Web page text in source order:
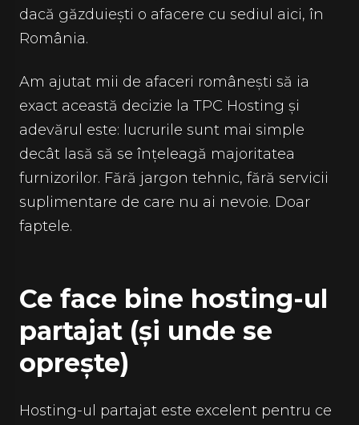
dacă găzduiești o afacere cu sediul aici, în
România.
Am ajutat mii de afaceri românești să ia
exact această decizie la TPC Hosting și
adevărul este: lucrurile sunt mai simple
decât lasă să se înțeleagă majoritatea
furnizorilor. Fără jargon tehnic, fără servicii
suplimentare de care nu ai nevoie. Doar
faptele.
Ce face bine hosting-ul
partajat (și unde se
oprește)
Hosting-ul partajat este excelent pentru ce